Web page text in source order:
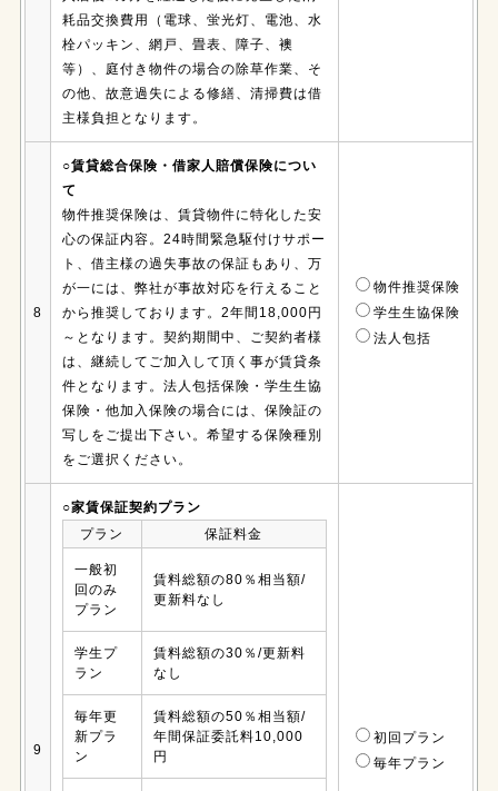
耗品交換費用（電球、蛍光灯、電池、水
栓パッキン、網戸、畳表、障子、襖
等）、庭付き物件の場合の除草作業、そ
の他、故意過失による修繕、清掃費は借
主様負担となります。
8
○賃貸総合保険・借家人賠償保険につい
て
物件推奨保険は、賃貸物件に特化した安
心の保証内容。24時間緊急駆付けサポー
ト、借主様の過失事故の保証もあり、万
が一には、弊社が事故対応を行えること
から推奨しております。2年間18,000円
～となります。契約期間中、ご契約者様
は、継続してご加入して頂く事が賃貸条
件となります。法人包括保険・学生生協
保険・他加入保険の場合には、保険証の
写しをご提出下さい。希望する保険種別
をご選択ください。
物件推奨保険
学生生協保険
法人包括
9
○家賃保証契約プラン
プラン
保証料金
一般初
回のみ
プラン
賃料総額の80％相当額/
更新料なし
学生プ
ラン
賃料総額の30％/更新料
なし
毎年更
新プラ
ン
賃料総額の50％相当額/
年間保証委託料10,000
円
初回プラン
毎年プラン